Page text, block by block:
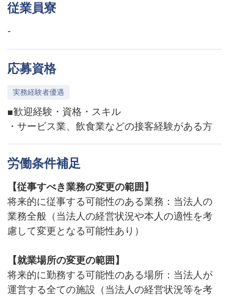
従業員寮
-
応募資格
実務経験者優遇
■歓迎経験・資格・スキル
・サービス業、飲食業などの接客経験がある方
労働条件補足
【従事すべき業務の変更の範囲】
将来的に従事する可能性のある業務：当法人の
業務全般（当法人の経営状況や本人の適性を考
慮して変更となる可能性あり）
【就業場所の変更の範囲】
将来的に勤務する可能性のある場所：当法人が
運営する全ての施設（当法人の経営状況等を考